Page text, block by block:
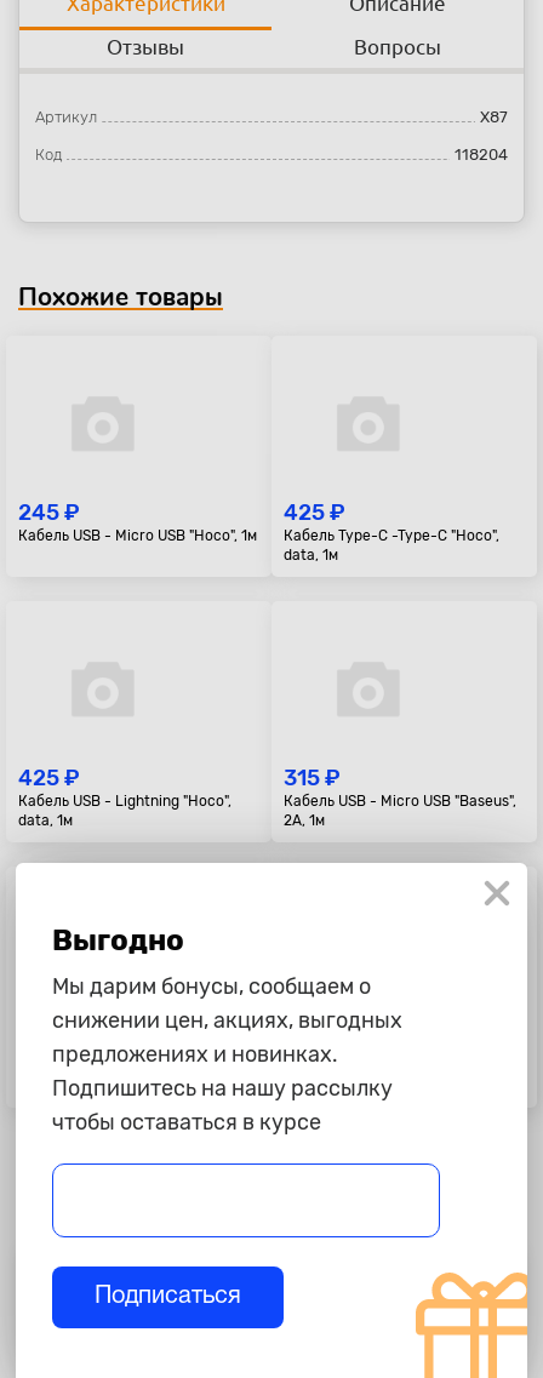
Отзывы
Вопросы
Артикул X87
Код 118204
Похожие товары
245 ₽
Кабель USB - Micro USB "Hoco", 1м
425 ₽
Кабель Type-C -Type-C "Hoco",
data, 1м
425 ₽
Кабель USB - Lightning "Hoco",
data, 1м
315 ₽
Кабель USB - Micro USB "Baseus",
2A, 1м
395 ₽
Кабель USB - Micro USB "Hoco",
data, 1м
395 ₽
Кабель USB - Lightning "Hoco",
data, 1м
Полезная информация
Доставка
Выгодно
Мы дарим бонусы, сообщаем о
снижении цен, акциях, выгодных
предложениях и новинках.
Подпишитесь на нашу рассылку
чтобы оставаться в курсе
Подписаться